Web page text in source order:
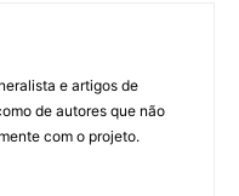
e artigos de
de autores que não
com o projeto.